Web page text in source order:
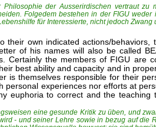
der Ausserirdischen vertraut zu
Folgedem bestehen in der FIGU weder
für Interessierte, nicht jedoch Zwang
own indicated actions/behaviors,
of his names will also be called
the members of FIGU are
best ability and capacity and in
is themselves responsible for their
experiences nor efforts at
euphoria to correct and the teaching
eine gesunde Kritik zu üben, und
- und seiner Lehre sowie in bezug auf die